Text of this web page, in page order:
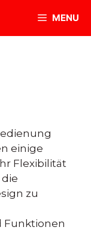
MENU
einige
Flexibilität
zu
Funktionen